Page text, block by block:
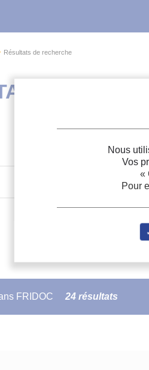
Résultats de recherche
DE
FRIDOC 24 résultats
Nous
Vos
«
Pour